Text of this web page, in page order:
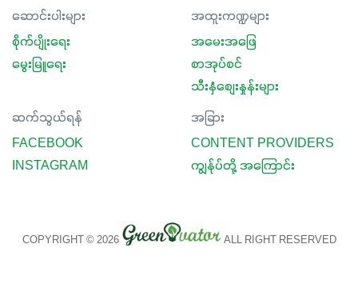
ဆောင်းပါးများ
စိုက်ပျိုးရေး
မွေးမြူရေး
အထူးကဏ္ဍများ
အမေးအဖြေ
စာအုပ်စင်
သီးနှံစျေးနှုန်းများ
ဆက်သွယ်ရန်
FACEBOOK
INSTAGRAM
အခြား
CONTENT PROVIDERS
ကျွန်ုပ်တို့ အကြောင်း
COPYRIGHT © 2026 ALL RIGHT RESERVED